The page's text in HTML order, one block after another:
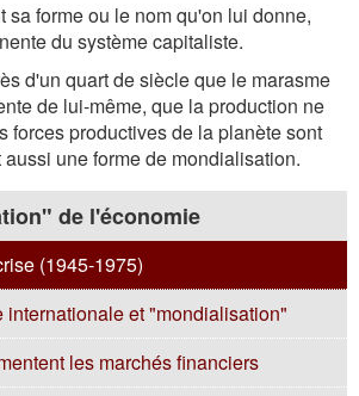
sa forme ou le nom qu'on lui donne,
du système capitaliste.
d'un quart de siècle que le marasme
de lui-même, que la production ne
forces productives de la planète sont
une forme de mondialisation.
de l'économie
(1945-1975)
internationale et "mondialisation"
les marchés financiers